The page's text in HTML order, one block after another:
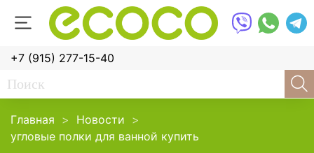
+7 (915) 277-15-40
Главная
Новости
угловые полки для ванной купить